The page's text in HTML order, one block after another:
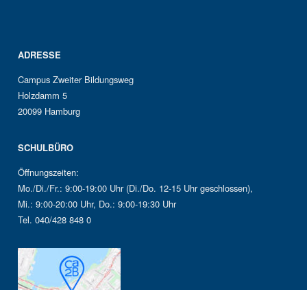
ADRESSE
Campus Zweiter Bildungsweg
Holzdamm 5
20099 Hamburg
SCHULBÜRO
Öffnungszeiten:
Mo./Di./Fr.: 9:00-19:00 Uhr (Di./Do. 12-15 Uhr geschlossen),
Mi.: 9:00-20:00 Uhr, Do.: 9:00-19:30 Uhr
Tel. 040/428 848 0